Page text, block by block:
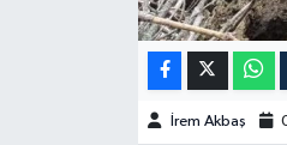
İrem Akbaş
Hava Durumu
Kim kimdir?